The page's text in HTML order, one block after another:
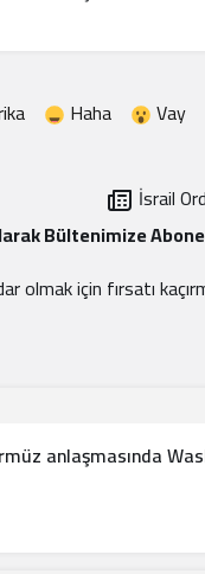
Haha Vay
İsrail
Bültenimize
olmak için fırsatı
anlaşmasında